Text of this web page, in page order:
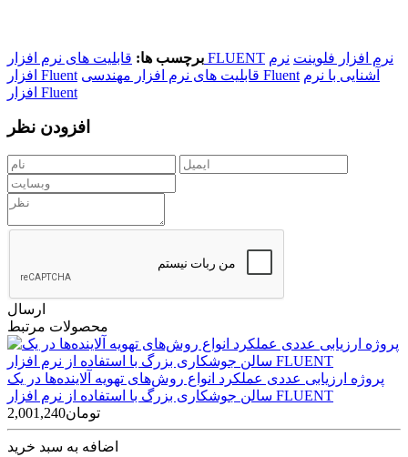
برچسب ها: قابلیت های نرم افزار FLUENT نرم افزار فلوینت نرم
افزار Fluent
قابلیت های نرم افزار مهندسی Fluent آشنایی با نرم
افزار Fluent
افزودن نظر
ارسال
محصولات مرتبط
پروژه ارزیابی عددی عملکرد انواع روش‌های تهویه آلاینده‌ها در یک
سالن‌ جوشکاری بزرگ با استفاده از نرم افزار FLUENT
2,001,240تومان
اضافه به سبد خرید